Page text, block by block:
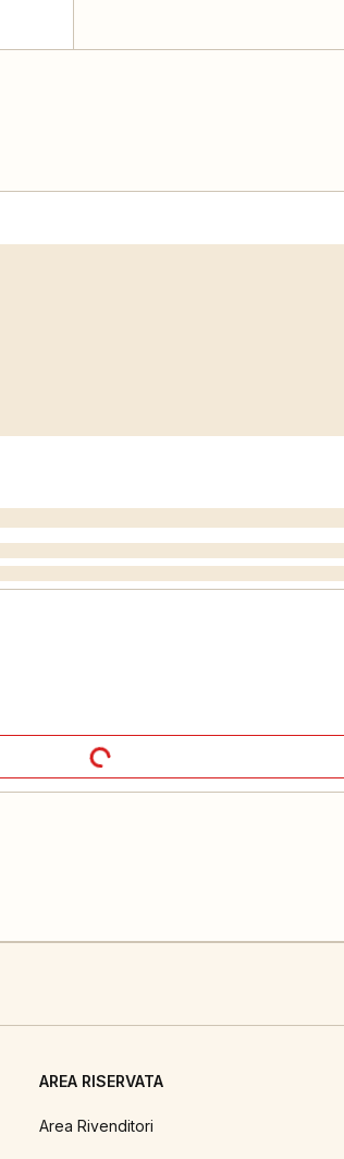
AREA RISERVATA
Area Rivenditori